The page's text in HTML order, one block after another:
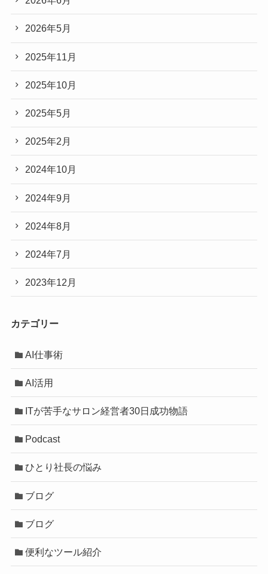
2026年5月
2025年11月
2025年10月
2025年5月
2025年2月
2024年10月
2024年9月
2024年8月
2024年7月
2023年12月
カテゴリー
AI仕事術
AI活用
ITが苦手なサロン経営者30日成功物語
Podcast
ひとり社長の悩み
ブログ
ブログ
便利なツール紹介